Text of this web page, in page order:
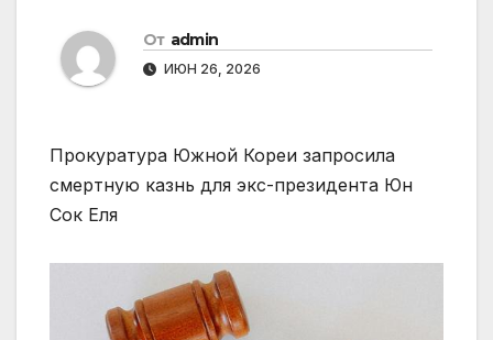
От admin
ИЮН 26, 2026
Прокуратура Южной Кореи запросила
смертную казнь для экс-президента Юн
Сок Еля